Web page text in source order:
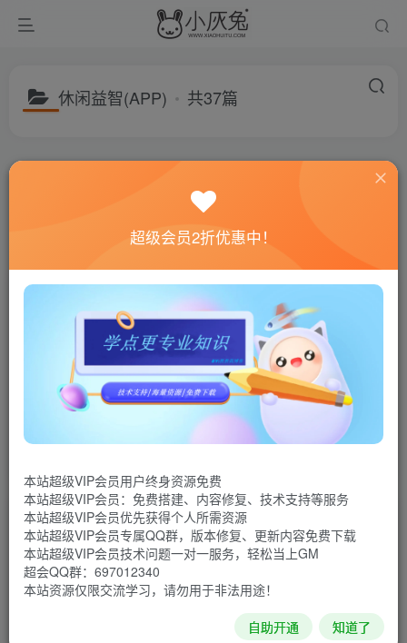
休闲益智(APP) 共37篇
电脑游戏
手机游戏
浏览 随机
召唤神龙/DragonMerge v1.0 企鹅岛v1.40.2
家居设计v4.1.8g
超级会员2折优惠中！
本站超级VIP会员用户终身资源免费
本站超级VIP会员：免费搭建、内容修复、技术支持等服务
本站超级VIP会员优先获得个人所需资源
本站超级VIP会员专属QQ群，版本修复、更新内容免费下载
本站超级VIP会员技术问题一对一服务，轻松当上GM
超会QQ群：697012340
本站资源仅限交流学习，请勿用于非法用途！
自助开通 知道了